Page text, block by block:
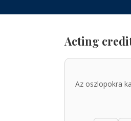
Acting
Az oszlopokra